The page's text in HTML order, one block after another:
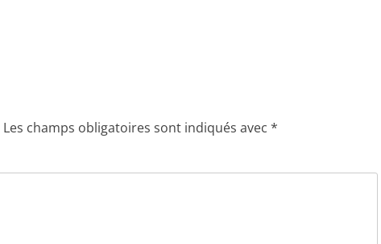
Les champs obligatoires sont indiqués avec *